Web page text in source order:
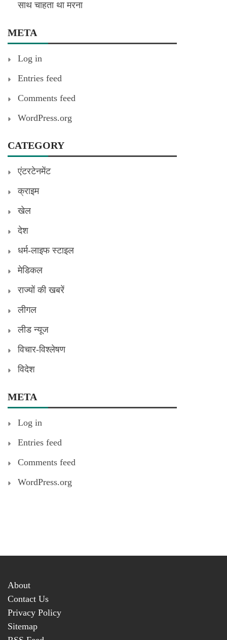
साथ चाहता था मरना
META
Log in
Entries feed
Comments feed
WordPress.org
CATEGORY
एंटरटेनमेंट
क्राइम
खेल
देश
धर्म-लाइफ स्टाइल
मेडिकल
राज्यों की खबरें
लीगल
लीड न्यूज
विचार-विश्लेषण
विदेश
META
Log in
Entries feed
Comments feed
WordPress.org
About
Contact Us
Privacy Policy
Sitemap